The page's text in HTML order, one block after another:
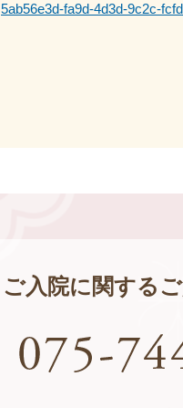
5ab56e3d-fa9d-4d3d-9c2c-
ご入院に関する